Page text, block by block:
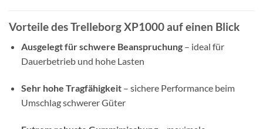
Vorteile des Trelleborg XP1000 auf einen Blick
Ausgelegt für schwere Beanspruchung– ideal für
Dauerbetrieb und hohe Lasten
Sehr hohe Tragfähigkeit– sichere Performance beim
Umschlag schwerer Güter